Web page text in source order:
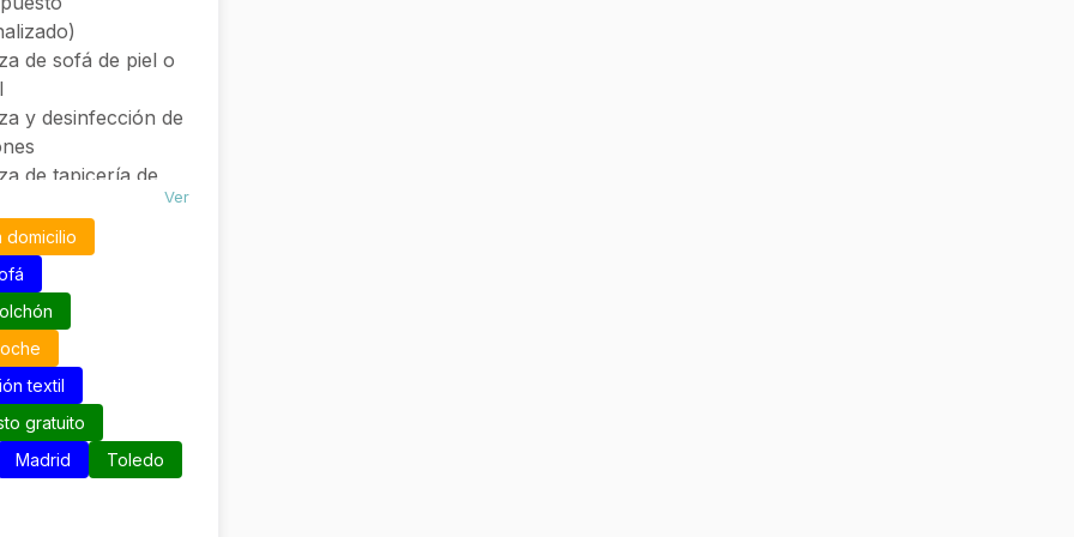
de sofá de piel o
y desinfección de
de tapicería de
y presupuesto
ni compromiso
y reservas vía
o teléfono
Ver
domicilio
textil
gratuito
Madrid Toledo